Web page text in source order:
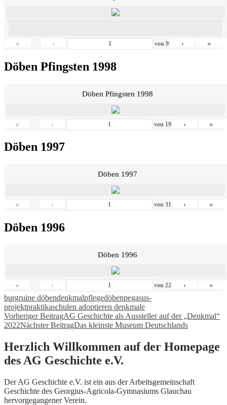
« ‹ von9 › »
Döben Pfingsten 1998
Döben Pfingsten 1998
« ‹ von 19 › »
Döben 1997
Döben 1997
« ‹ von 31 › »
Döben 1996
Döben 1996
« ‹ von 22 › »
burgruine döbendenkmalpflegedöbenpegasus-
projektpraktikaschulen adoptieren denkmale
Beitragsnavigation
Vorheriger BeitragAG Geschichte als Aussteller auf der „Denkmal“
2022Nächster BeitragDas kleinste Museum Deutschlands
Herzlich Willkommen auf der Homepage
des AG Geschichte e.V.
Der AG Geschichte e.V. ist ein aus der Arbeitsgemeinschaft
Geschichte des Georgius-Agricola-Gymnasiums Glauchau
hervorgegangener Verein.